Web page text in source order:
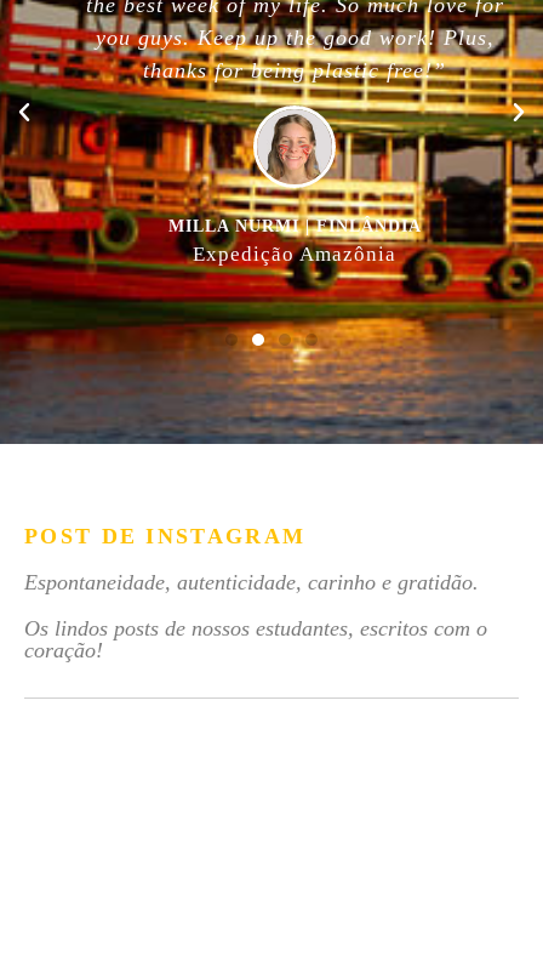
the best week of my life. So much love for
you guys. Keep up the good work! Plus,
thanks for being plastic free!”
MILLA NURMI | FINLÂNDIA
Expedição Amazônia
POST DE INSTAGRAM
Espontaneidade, autenticidade, carinho e gratidão.
Os lindos posts de nossos estudantes, escritos com o
coração!